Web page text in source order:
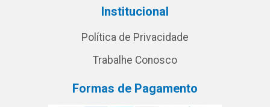
Institucional
Política de Privacidade
Trabalhe Conosco
Formas de Pagamento